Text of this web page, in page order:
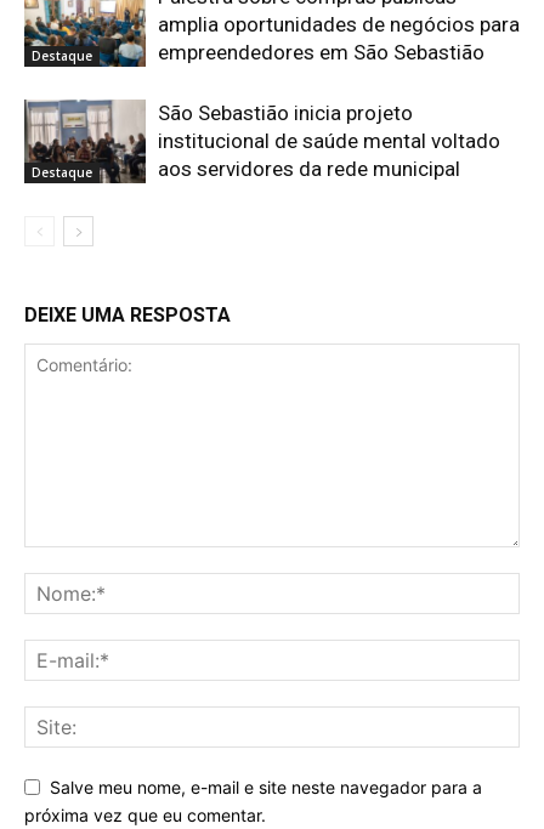
Destaque
amplia oportunidades de negócios para
empreendedores em São Sebastião
Destaque
São Sebastião inicia projeto
institucional de saúde mental voltado
aos servidores da rede municipal
DEIXE UMA RESPOSTA
Salve meu nome, e-mail e site neste navegador para a
próxima vez que eu comentar.